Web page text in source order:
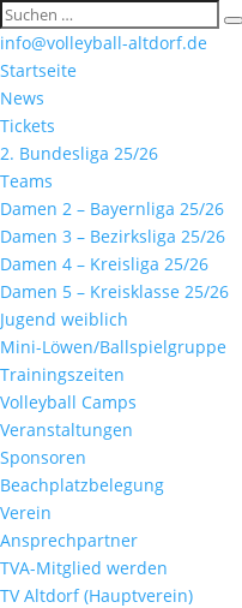
info@volleyball-altdorf.de
Startseite
News
Tickets
2. Bundesliga 25/26
Teams
Damen 2 – Bayernliga 25/26
Damen 3 – Bezirksliga 25/26
Damen 4 – Kreisliga 25/26
Damen 5 – Kreisklasse 25/26
Jugend weiblich
Mini-Löwen/Ballspielgruppe
Trainingszeiten
Volleyball Camps
Veranstaltungen
Sponsoren
Beachplatzbelegung
Verein
Ansprechpartner
TVA-Mitglied werden
TV Altdorf (Hauptverein)